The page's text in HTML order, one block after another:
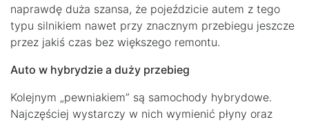
naprawdę duża szansa, że pojeździcie autem z tego
typu silnikiem nawet przy znacznym przebiegu jeszcze
przez jakiś czas bez większego remontu.
Auto w hybrydzie a duży przebieg
Kolejnym „pewniakiem” są samochody hybrydowe.
Najczęściej wystarczy w nich wymienić płyny oraz